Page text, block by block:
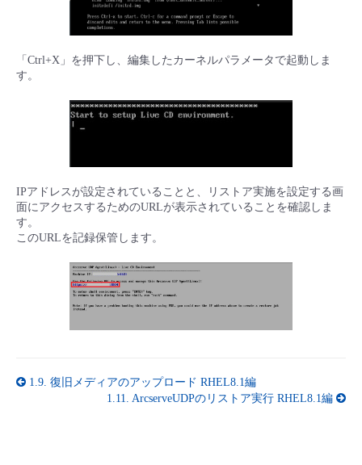
「Ctrl+X」を押下し、編集したカーネルパラメータで起動しま
す。
IPアドレスが設定されていることと、リストア実施を設定する画
面にアクセスするためのURLが表示されていることを確認しま
す。
このURLを記録保管します。
1.9. 復旧メディアのアップロード RHEL8.1編
1.11. ArcserveUDPのリストア実行 RHEL8.1編